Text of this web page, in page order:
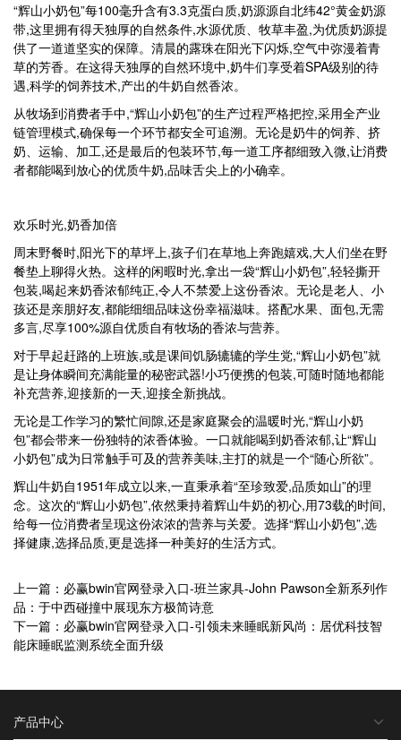
“辉山小奶包”每100毫升含有3.3克蛋白质,奶源源自北纬42°黄金奶源
带,这里拥有得天独厚的自然条件,水源优质、牧草丰盈,为优质奶源提
供了一道道坚实的保障。清晨的露珠在阳光下闪烁,空气中弥漫着青
草的芳香。在这得天独厚的自然环境中,奶牛们享受着SPA级别的待
遇,科学的饲养技术,产出的牛奶自然香浓。
从牧场到消费者手中,“辉山小奶包”的生产过程严格把控,采用全产业
链管理模式,确保每一个环节都安全可追溯。无论是奶牛的饲养、挤
奶、运输、加工,还是最后的包装环节,每一道工序都细致入微,让消费
者都能喝到放心的优质牛奶,品味舌尖上的小确幸。
欢乐时光,奶香加倍
周末野餐时,阳光下的草坪上,孩子们在草地上奔跑嬉戏,大人们坐在野
餐垫上聊得火热。这样的闲暇时光,拿出一袋“辉山小奶包”,轻轻撕开
包装,喝起来奶香浓郁纯正,令人不禁爱上这份香浓。无论是老人、小
孩还是亲朋好友,都能细细品味这份幸福滋味。搭配水果、面包,无需
多言,尽享100%源自优质自有牧场的香浓与营养。
对于早起赶路的上班族,或是课间饥肠辘辘的学生党,“辉山小奶包”就
是让身体瞬间充满能量的秘密武器!小巧便携的包装,可随时随地都能
补充营养,迎接新的一天,迎接全新挑战。
无论是工作学习的繁忙间隙,还是家庭聚会的温暖时光,“辉山小奶
包”都会带来一份独特的浓香体验。一口就能喝到奶香浓郁,让“辉山
小奶包”成为日常触手可及的营养美味,主打的就是一个“随心所欲”。
辉山牛奶自1951年成立以来,一直秉承着“至珍致爱,品质如山”的理
念。这次的“辉山小奶包”,依然秉持着辉山牛奶的初心,用73载的时间,
给每一位消费者呈现这份浓浓的营养与关爱。选择“辉山小奶包”,选
择健康,选择品质,更是选择一种美好的生活方式。
上一篇：必赢bwin官网登录入口-班兰家具-John Pawson全新系列作
品：于中西碰撞中展现东方极简诗意
下一篇：必赢bwin官网登录入口-引领未来睡眠新风尚：居优科技智
能床睡眠监测系统全面升级
产品中心